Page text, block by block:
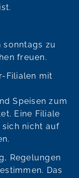
sonntags zu
freuen.
Filialen mit
Speisen zum
Eine Filiale
nicht auf
Regelungen
Das